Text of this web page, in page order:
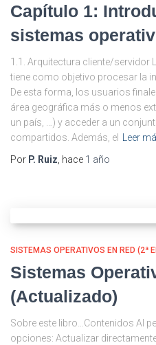
Capítulo 1:
sistemas
1.1. Arquitectura cliente/servidor
tiene como objetivo procesar la
De esta forma, los usuarios
área geográfica más o menos
un país, …) y acceder a un
compartidos. Además, el
Leer
Por P. Ruiz , hace 1 año
SISTEMAS OPERATIVOS EN RED (2ª
Sistemas
(Actualizado)
Sobre este libro…Contenidos Al
opciones: Actualizar